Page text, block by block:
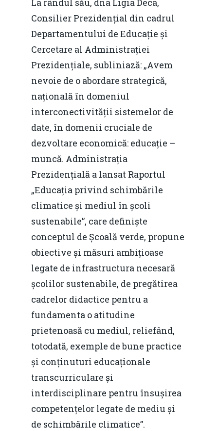
La rândul său, dna Ligia Deca,
Consilier Prezidențial din cadrul
Departamentului de Educație și
Cercetare al Administrației
Prezidențiale, subliniază: „Avem
nevoie de o abordare strategică,
națională în domeniul
interconectivității sistemelor de
date, în domenii cruciale de
dezvoltare economică: educație –
muncă. Administrația
Prezidențială a lansat Raportul
„Educația privind schimbările
climatice și mediul în școli
sustenabile”, care definiște
conceptul de Școală verde, propune
obiective și măsuri ambițioase
legate de infrastructura necesară
școlilor sustenabile, de pregătirea
cadrelor didactice pentru a
fundamenta o atitudine
prietenoasă cu mediul, reliefând,
totodată, exemple de bune practice
și conținuturi educaționale
transcurriculare și
interdisciplinare pentru însușirea
competențelor legate de mediu și
de schimbările climatice”.